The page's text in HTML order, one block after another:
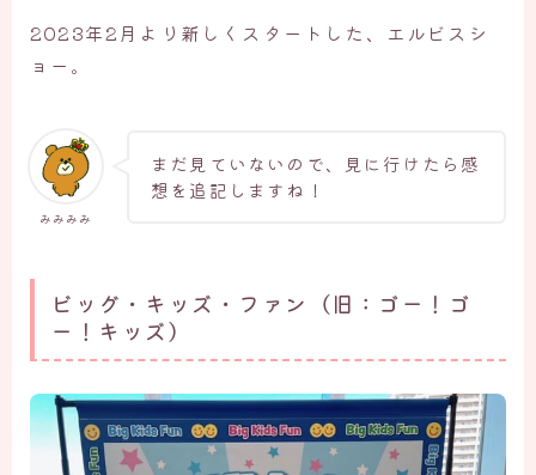
2023年2月より新しくスタートした、エルビスシ
ョー。
みみみみ
まだ見ていないので、見に行けたら感
想を追記しますね！
ビッグ・キッズ・ファン（旧：ゴー！ゴ
ー！キッズ）